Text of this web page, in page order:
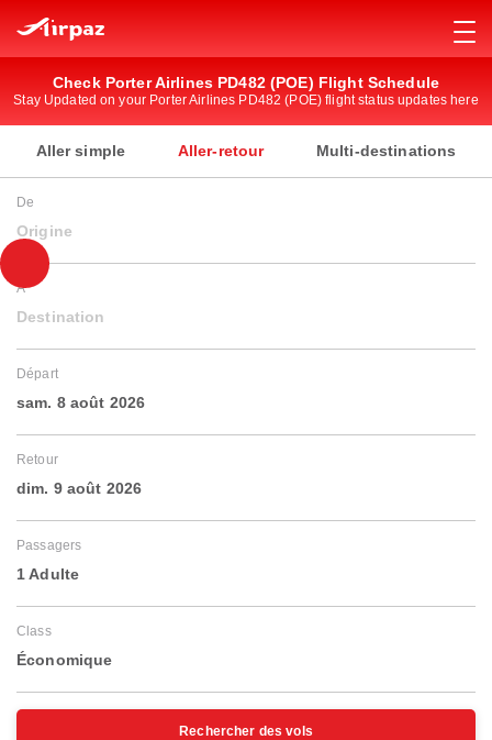
Check Porter Airlines PD482 (POE) Flight Schedule
Stay Updated on your Porter Airlines PD482 (POE) flight status updates here
Aller simple Aller-retour Multi-destinations
De
Origine
À
Destination
Départ
sam. 8 août 2026
Retour
dim. 9 août 2026
Passagers
1 Adulte
Class
Économique
Rechercher des vols